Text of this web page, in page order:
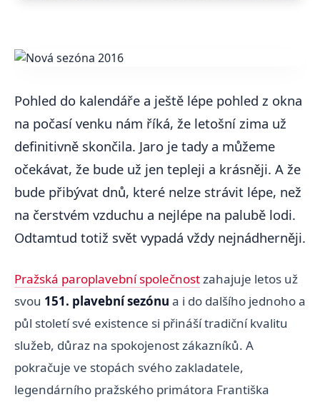
Pohled do kalendáře a ještě lépe pohled z okna
na počasí venku nám říká, že letošní zima už
definitivně skončila. Jaro je tady a můžeme
očekávat, že bude už jen tepleji a krásněji. A že
bude přibývat dnů, které nelze strávit lépe, než
na čerstvém vzduchu a nejlépe na palubě lodi.
Odtamtud totiž svět vypadá vždy nejnádherněji.
Pražská paroplavební společnostzahajuje letos už
svou 151. plavební sezónu a i do dalšího jednoho a
půl století své existence si přináší tradiční kvalitu
služeb, důraz na spokojenost zákazníků. A
pokračuje ve stopách svého zakladatele,
legendárního pražského primátora Františka